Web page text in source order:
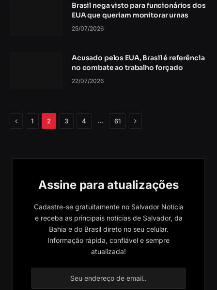
Brasil nega visto para funcionários dos
EUA que queriam monitorar urnas
25/07/2026
Acusado pelos EUA, Brasil é referência
no combate ao trabalho forçado
22/07/2026
Anterior
1 2 3 4 … 61 Próximo
Assine para atualizações
Cadastre-se gratuitamente no Salvador Notícia
e receba as principais notícias de Salvador, da
Bahia e do Brasil direto no seu celular.
Informação rápida, confiável e sempre
atualizada!